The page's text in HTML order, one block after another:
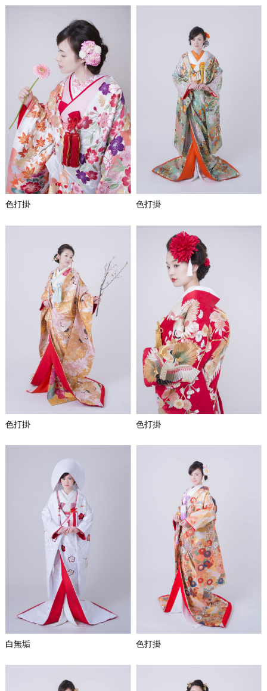
色打掛 色打掛
色打掛 色打掛
白無垢 色打掛